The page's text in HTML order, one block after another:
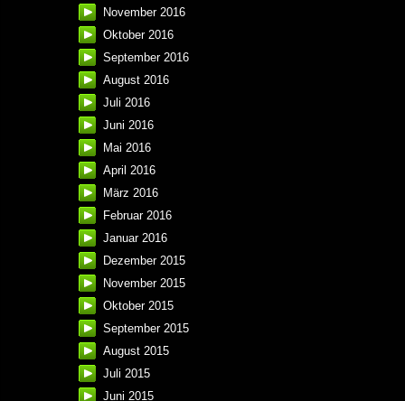
November 2016
Oktober 2016
September 2016
August 2016
Juli 2016
Juni 2016
Mai 2016
April 2016
März 2016
Februar 2016
Januar 2016
Dezember 2015
November 2015
Oktober 2015
September 2015
August 2015
Juli 2015
Juni 2015